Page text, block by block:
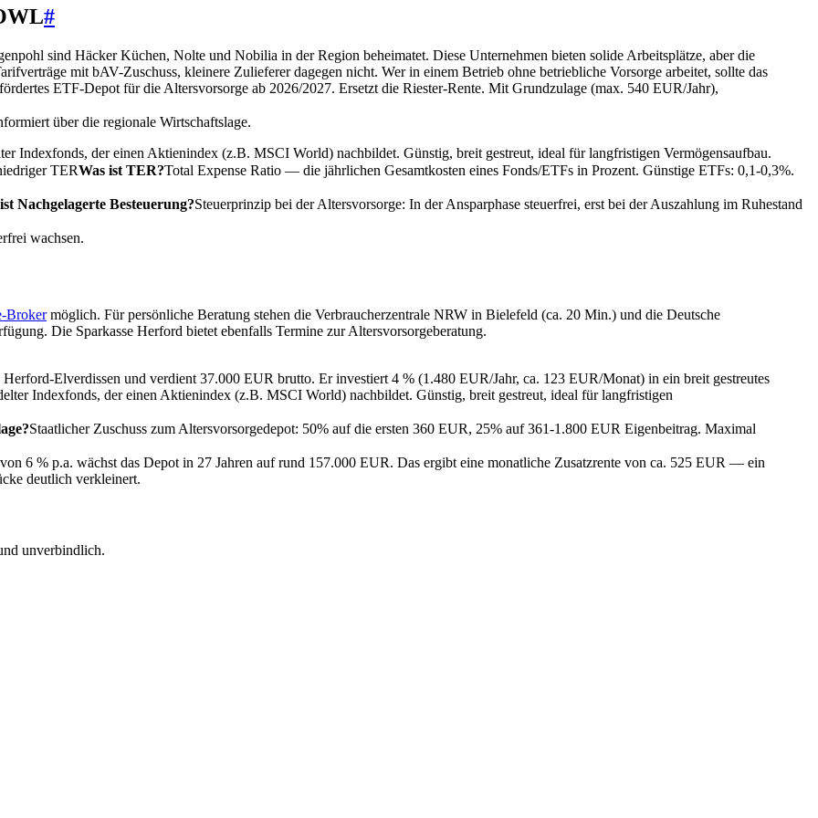
#
sind Häcker Küchen, Nolte und Nobilia in der Region beheimatet. Diese Unternehmen bieten solide Arbeitsplätze, aber die
mit bAV-Zuschuss, kleinere Zulieferer dagegen nicht. Wer in einem Betrieb ohne betriebliche Vorsorge arbeitet, sollte das
ETF-Depot für die Altersvorsorge ab 2026/2027. Ersetzt die Riester-Rente. Mit Grundzulage (max. 540 EUR/Jahr),
über die regionale Wirtschaftslage.
Indexfonds, der einen Aktienindex (z.B. MSCI World) nachbildet. Günstig, breit gestreut, ideal für langfristigen Vermögensaufbau.
TERWas ist TER?Total Expense Ratio — die jährlichen Gesamtkosten eines Fonds/ETFs in Prozent. Günstige ETFs: 0,1-0,3%.
Nachgelagerte Besteuerung?Steuerprinzip bei der Altersvorsorge: In der Ansparphase steuerfrei, erst bei der Auszahlung im Ruhestand
wachsen.
Brokermöglich. Für persönliche Beratung stehen die Verbraucherzentrale NRW in Bielefeld (ca. 20 Min.) und die Deutsche
Die Sparkasse Herford bietet ebenfalls Termine zur Altersvorsorgeberatung.
Elverdissen und verdient 37.000 EUR brutto. Er investiert 4 % (1.480 EUR/Jahr, ca. 123 EUR/Monat) in ein breit gestreutes
Indexfonds, der einen Aktienindex (z.B. MSCI World) nachbildet. Günstig, breit gestreut, ideal für langfristigen
Staatlicher Zuschuss zum Altersvorsorgedepot: 50% auf die ersten 360 EUR, 25% auf 361-1.800 EUR Eigenbeitrag. Maximal
6 % p.a. wächst das Depot in 27 Jahren auf rund 157.000 EUR. Das ergibt eine monatliche Zusatzrente von ca. 525 EUR — ein
deutlich verkleinert.
unverbindlich.